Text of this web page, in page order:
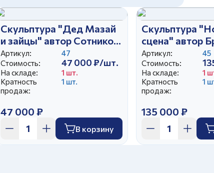
Скульптура "Дед Мазай
и зайцы" автор Сотников
А.Г.
Артикул:
47
Стоимость:
47 000 ₽/шт.
На складе:
1 шт.
Кратность
продаж:
1 шт.
47 000 ₽
В корзину
Скульптура
сцена" автор
А.Д.
Артикул:
45
Стоимость:
На складе:
1
Кратность
продаж:
1
135 000 ₽